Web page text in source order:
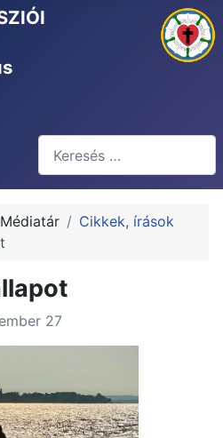
Type 2 or more characters
Médiatár
Cikkek, írások
27